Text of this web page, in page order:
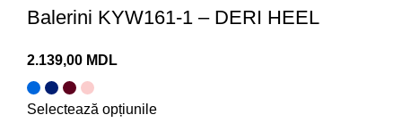
Balerini KYW161-1 – DERI HEEL
MDL
Selectează opțiunile